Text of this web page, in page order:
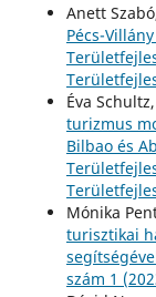
Anett
Pécs-
Éva Schultz,
turizmus
Bilbao és
Mónika
turisztikai
szám 1